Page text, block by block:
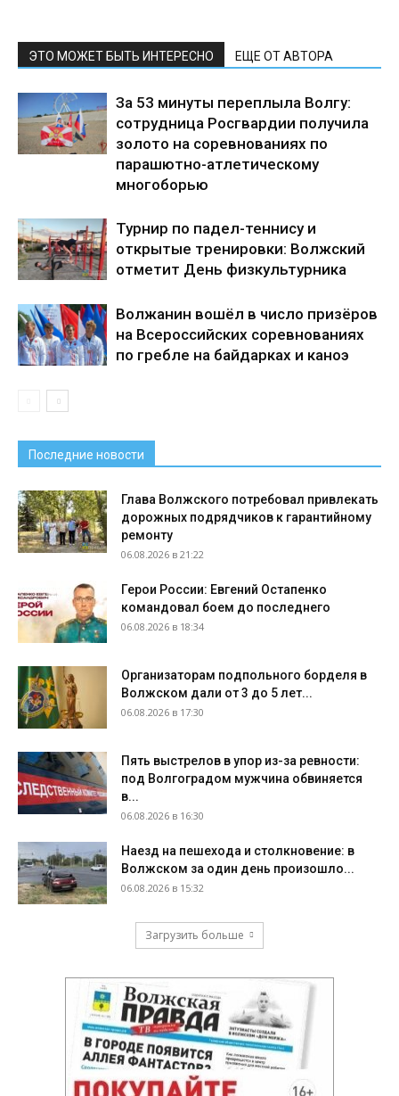
ЭТО МОЖЕТ БЫТЬ ИНТЕРЕСНО ЕЩЕ ОТ АВТОРА
За 53 минуты переплыла Волгу:
сотрудница Росгвардии получила
золото на соревнованиях по
парашютно-атлетическому
многоборью
Турнир по падел-теннису и
открытые тренировки: Волжский
отметит День физкультурника
Волжанин вошёл в число призёров
на Всероссийских соревнованиях
по гребле на байдарках и каноэ
Последние новости
Глава Волжского потребовал привлекать
дорожных подрядчиков к гарантийному
ремонту
06.08.2026 в 21:22
Герои России: Евгений Остапенко
командовал боем до последнего
06.08.2026 в 18:34
Организаторам подпольного борделя в
Волжском дали от 3 до 5 лет...
06.08.2026 в 17:30
Пять выстрелов в упор из-за ревности:
под Волгоградом мужчина обвиняется
в...
06.08.2026 в 16:30
Наезд на пешехода и столкновение: в
Волжском за один день произошло...
06.08.2026 в 15:32
Загрузить больше